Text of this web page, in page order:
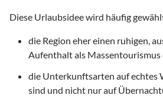
Diese Urlaubsidee wird häufig
die Region eher einen ruhigen,
Aufenthalt als
die Unterkunftsarten auf echtes
sind und nicht nur auf